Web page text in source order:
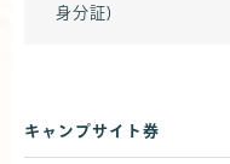
身分証)
キャンプサイト券